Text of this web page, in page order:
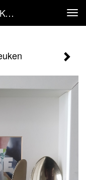
Run Slinkers - Het Is Heet In De Keuken